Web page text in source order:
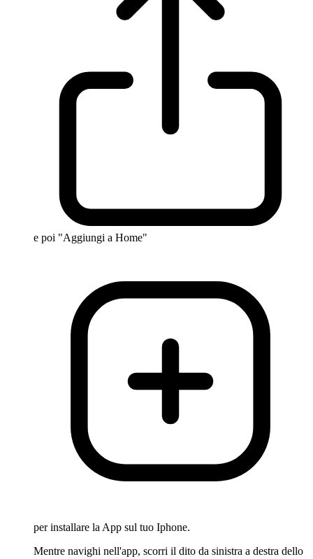
e poi "Aggiungi a Home"
per installare la App sul tuo Iphone.
Mentre navighi nell'app, scorri il dito da sinistra a destra dello